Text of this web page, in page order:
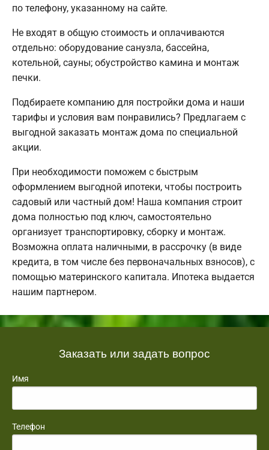
по телефону, указанному на сайте.
Не входят в общую стоимость и оплачиваются
отдельно: оборудование санузла, бассейна,
котельной, сауны; обустройство камина и монтаж
печки.
Подбираете компанию для постройки дома и наши
тарифы и условия вам понравились? Предлагаем с
выгодной заказать монтаж дома по специальной
акции.
При необходимости поможем с быстрым
оформлением выгодной ипотеки, чтобы построить
садовый или частный дом! Наша компания строит
дома полностью под ключ, самостоятельно
организует транспортировку, сборку и монтаж.
Возможна оплата наличными, в рассрочку (в виде
кредита, в том числе без первоначальных взносов), с
помощью материнского капитала. Ипотека выдается
нашим партнером.
Заказать или задать вопрос
Имя
Телефон